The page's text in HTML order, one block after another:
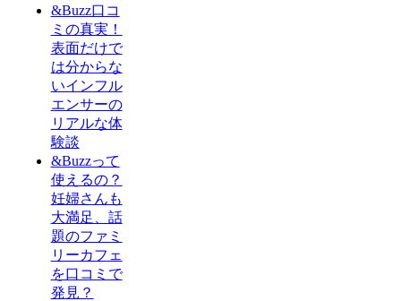
&Buzz口コ
ミの真実！
表面だけで
は分からな
いインフル
エンサーの
リアルな体
験談
&Buzzって
使えるの？
妊婦さんも
大満足、話
題のファミ
リーカフェ
を口コミで
発見？